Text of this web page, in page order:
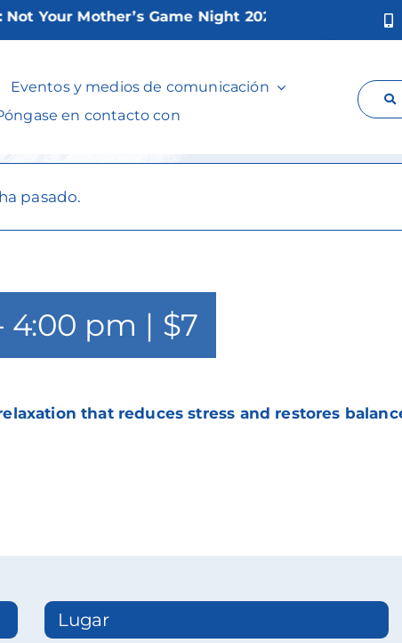
Your Mother’s Game Night 2026!
Eventos y medios de comunicación
en contacto con
pasado.
4:00 pm | $7
that reduces stress and restores
Lugar